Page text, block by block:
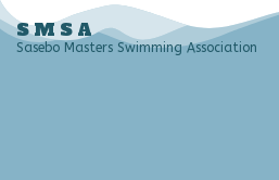
コ
SMSA
Sasebo Masters Swimming Association